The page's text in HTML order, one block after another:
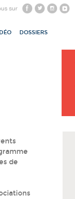
sur
DOSSIERS
de